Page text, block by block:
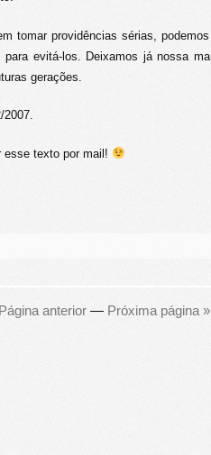
tomar providências sérias,
para evitá-los. Deixamos já nossa
gerações.
2007.
esse texto por mail!
anterior — Próxima página »